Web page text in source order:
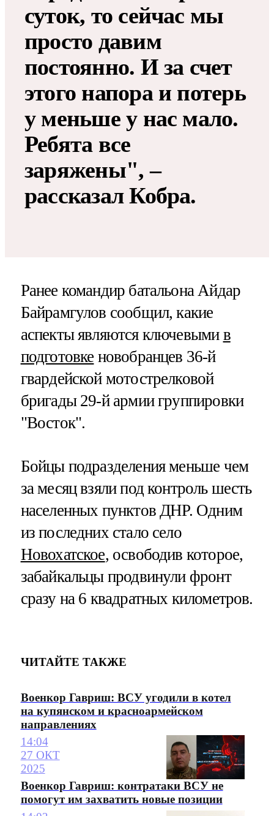
суток, то сейчас мы
просто давим
постоянно. И за счет
этого напора и потерь
у меньше у нас мало.
Ребята все
заряжены", –
рассказал Кобра.
Ранее командир батальона Айдар
Байрамгулов сообщил, какие
аспекты являются ключевыми в
подготовке новобранцев 36-й
гвардейской мотострелковой
бригады 29-й армии группировки
"Восток".
Бойцы подразделения меньше чем
за месяц взяли под контроль шесть
населенных пунктов ДНР. Одним
из последних стало село
Новохатское, освободив которое,
забайкальцы продвинули фронт
сразу на 6 квадратных километров.
ЧИТАЙТЕ ТАКЖЕ
Военкор Гавриш: ВСУ угодили в котел
на купянском и красноармейском
направлениях
14:04
27 ОКТ
2025
Военкор Гавриш: контратаки ВСУ не
помогут им захватить новые позиции